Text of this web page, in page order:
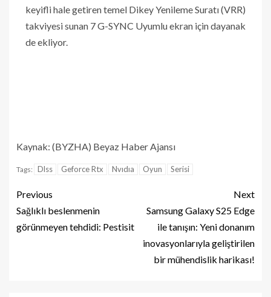
keyifli hale getiren temel Dikey Yenileme Suratı (VRR)
takviyesi sunan 7 G-SYNC Uyumlu ekran için dayanak
de ekliyor.
Kaynak: (BYZHA) Beyaz Haber Ajansı
Tags: Dlss Geforce Rtx Nvıdıa Oyun Serisi
Previous
Sağlıklı beslenmenin
görünmeyen tehdidi: Pestisit
Next
Samsung Galaxy S25 Edge
ile tanışın: Yeni donanım
inovasyonlarıyla geliştirilen
bir mühendislik harikası!